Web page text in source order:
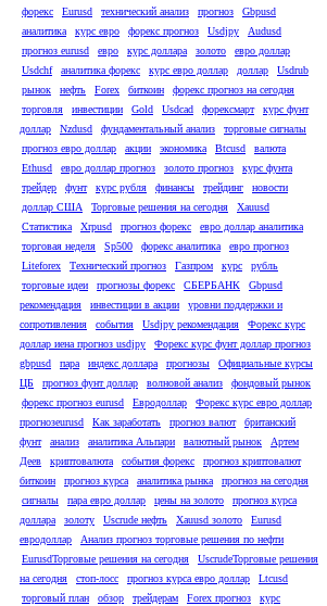
форекс Eurusd технический анализ прогноз
Gbpusd
аналитика
курс евро форекс прогноз Usdjpy
Audusd
прогноз eurusd
евро курс доллара золото
евро доллар
Usdchf
аналитика форекс курс евро доллар доллар
Usdrub
рынок
нефть Forex биткоин
форекс прогноз на сегодня
торговля
инвестиции Gold Usdcad форексмарт
курс фунт
доллар
Nzdusd фундаментальный анализ
торговые сигналы
прогноз евро доллар
акции экономика Btcusd
валюта
Ethusd
евро доллар прогноз золото прогноз
курс фунта
трейдер
фунт курс рубля финансы трейдинг
новости
доллар США
Торговые решения на сегодня
Xauusd
Статистика
Xrpusd прогноз форекс
евро доллар аналитика
торговая неделя
Sp500 форекс аналитика
евро прогноз
Liteforex
Технический прогноз Газпром курс
рубль
торговые идеи
прогнозы форекс СБЕРБАНК
Gbpusd
рекомендация
инвестиции в акции
уровни поддержки и
сопротивления
события Usdjpy рекомендация
Форекс курс
доллар иена прогноз usdjpy
Форекс курс фунт доллар прогноз
gbpusd
пара индекс доллара прогнозы
Официальные курсы
ЦБ
прогноз фунт доллар волновой анализ
фондовый рынок
форекс прогноз eurusd
Евродоллар
Форекс курс евро доллар
прогнозeurusd
Как заработать прогноз валют
британский
фунт
анализ аналитика Альпари валютный рынок
Артем
Деев
криптовалюта события форекс
прогноз криптовалют
биткоин
прогноз курса аналитика рынка
прогноз на сегодня
сигналы
пара евро доллар цены на золото
прогноз курса
доллара
золоту Uscrude нефть Xauusd золото
Eurusd
евродоллар
Анализ прогноз торговые решения по нефти
EurusdТорговые решения на сегодня
UscrudeТорговые решения
на сегодня
стоп-лосс прогноз курса евро доллар
Ltcusd
торговый план
обзор трейдерам Forex прогноз
курс